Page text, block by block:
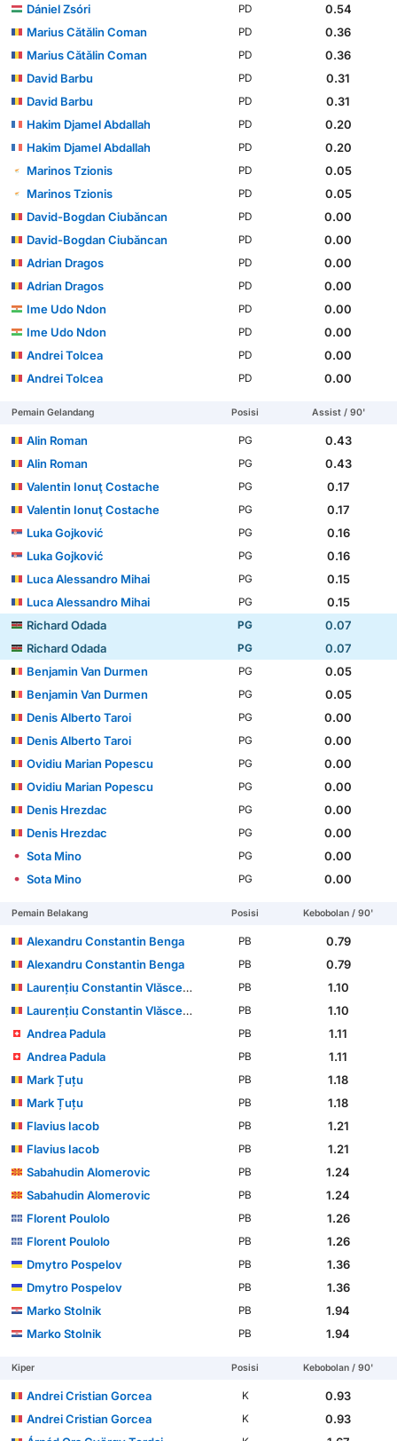
Dániel Zsóri
PD
0.54
Marius Cătălin Coman
PD
0.36
Marius Cătălin Coman
PD
0.36
David Barbu
PD
0.31
David Barbu
PD
0.31
Hakim Djamel Abdallah
PD
0.20
Hakim Djamel Abdallah
PD
0.20
Marinos Tzionis
PD
0.05
Marinos Tzionis
PD
0.05
David-Bogdan Ciubăncan
PD
0.00
David-Bogdan Ciubăncan
PD
0.00
Adrian Dragos
PD
0.00
Adrian Dragos
PD
0.00
Ime Udo Ndon
PD
0.00
Ime Udo Ndon
PD
0.00
Andrei Tolcea
PD
0.00
Andrei Tolcea
PD 0.00
Pemain Gelandang Posisi Assist / 90'
Alin Roman PG
0.43
Alin Roman
PG
0.43
Valentin Ionuţ Costache
PG
0.17
Valentin Ionuţ Costache
PG
0.17
Luka Gojković
PG
0.16
Luka Gojković
PG
0.16
Luca Alessandro Mihai
PG
0.15
Luca Alessandro Mihai
PG
0.15
Richard Odada
PG
0.07
Richard Odada
PG
0.07
Benjamin Van Durmen
PG
0.05
Benjamin Van Durmen
PG
0.05
Denis Alberto Taroi
PG
0.00
Denis Alberto Taroi
PG
0.00
Ovidiu Marian Popescu
PG
0.00
Ovidiu Marian Popescu
PG
0.00
Denis Hrezdac
PG
0.00
Denis Hrezdac
PG
0.00
Sota Mino
PG
0.00
Sota Mino
PG 0.00
Pemain Belakang Posisi Kebobolan / 90'
Alexandru Constantin Benga PB
0.79
Alexandru Constantin Benga
PB
0.79
Laurențiu Constantin Vlăsceanu
PB
1.10
Laurențiu Constantin Vlăsceanu
PB
1.10
Andrea Padula
PB
1.11
Andrea Padula
PB
1.11
Mark Țuțu
PB
1.18
Mark Țuțu
PB
1.18
Flavius Iacob
PB
1.21
Flavius Iacob
PB
1.21
Sabahudin Alomeroviс
PB
1.24
Sabahudin Alomeroviс
PB
1.24
Florent Poulolo
PB
1.26
Florent Poulolo
PB
1.26
Dmytro Pospelov
PB
1.36
Dmytro Pospelov
PB
1.36
Marko Stolnik
PB
1.94
Marko Stolnik
PB 1.94
Kiper Posisi Kebobolan / 90'
Andrei Cristian Gorcea K
0.93
Andrei Cristian Gorcea
K
0.93